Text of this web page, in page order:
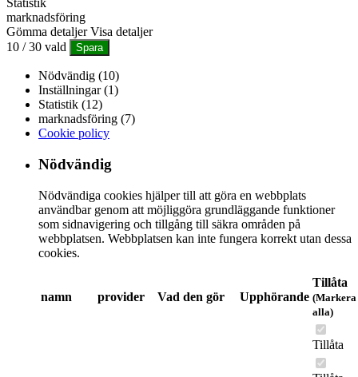
Statistik
marknadsföring
Gömma detaljer Visa detaljer
10 /30 vald Spara
Nödvändig (10)
Inställningar (1)
Statistik (12)
marknadsföring (7)
Cookie policy
Nödvändig
Nödvändiga cookies hjälper till att göra en webbplats
användbar genom att möjliggöra grundläggande funktioner
som sidnavigering och tillgång till säkra områden på
webbplatsen. Webbplatsen kan inte fungera korrekt utan dessa
cookies.
namn provider Vad den gör Upphörande
Tillåta
(Markera
alla)
Tillåta